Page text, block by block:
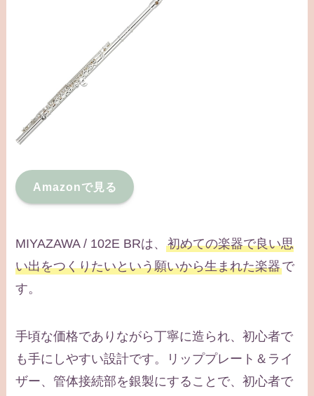
Amazonで見る
MIYAZAWA / 102E BRは、初めての楽器で良い思
い出をつくりたいという願いから生まれた楽器で
す。
手頃な価格でありながら丁寧に造られ、初心者で
も手にしやすい設計です。リッププレート＆ライ
ザー、管体接続部を銀製にすることで、初心者で